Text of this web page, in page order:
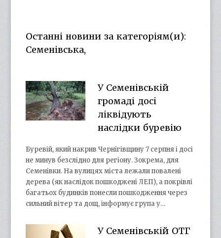
YouTube
Останні новини за категоріям(и):
Семенівська,
У Семенівській
громаді досі
ліквідують
наслідки буревію
Буревій, який накрив Чернігівщину 7 серпня і досі
не минув безслідно для регіону. Зокрема, для
Семенівки. На вулицях міста лежали повалені
дерева (як наслідок пошкоджені ЛЕП), а покрівлі
багатьох будинків понесли пошкодження через
сильний вітер та дощ, інформує група у…
У Семенівській ОТГ